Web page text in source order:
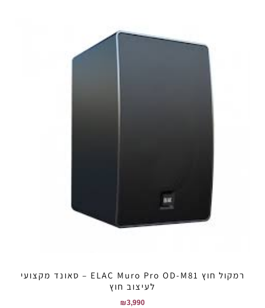
רמקול חוץ ELAC Muro Pro OD-M81 – סאונד מקצועי
לעיצוב חוץ
₪3,990